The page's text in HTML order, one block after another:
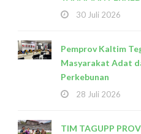
30 Juli 2026
Pemprov Kaltim
Masyarakat Adat
Perkebunan
28 Juli 2026
TIM TAGUPP